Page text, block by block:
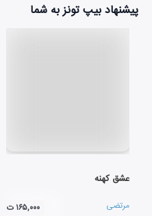
پیشنهاد بیپ تونز به شما
عشق کهنه
مرتضی ۱۶۵,۰۰۰ ت